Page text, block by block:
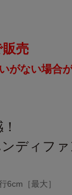
売
がない場合
ディファ
6cm［最大］